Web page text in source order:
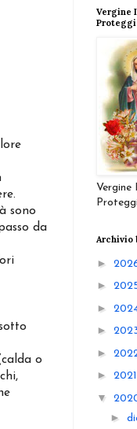
sono
da
o
Vergine
Vergine
Archivio
►
►
►
►
►
► 2021
▼
►